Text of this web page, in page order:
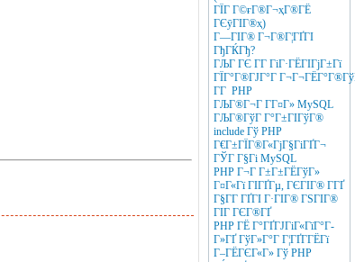
ГЇГ Г©ғГ®Г¬ҳГ®ГЁ
ГЄӯГІГ®ҳ)
Г—ГІГ® Г¬Г®Г¦ГҐГІ
ГђГЌГђ?
ГЉГ ГЄ Г­Г ГіГ·ГЁГІГјГ±Гї
ГЇГ°Г®ГЈГ°Г
Г­Г PHP
ГЉГ®Г¬Г Г­Г¤Г» MySQL
ГЉГ®ГўГ Г°Г±ГІГўГ®
include Гў PHP
Г€Г±ГЇГ®Г«ГјГ§ГіГҐГ¬
ГЎГ Г§Гі MySQL
PHP Г¬Г Г±Г±ГЁГўГ»
Г¤Г«Гї ГІГҐГµ, ГЄГІГ® Г­ГҐ
Г§Г­Г ГҐГІ Г·ГІГ® ГЅГІГ®
ГІГ ГЄГ®ГҐ
PHP ГЁ Г°ГҐГЈГіГ«ГїГ°Г­
Г»ГҐ ГўГ»Г°Г Г¦ГҐГ­ГЁГї
Г–ГЁГЄГ«Г» Гў PHP